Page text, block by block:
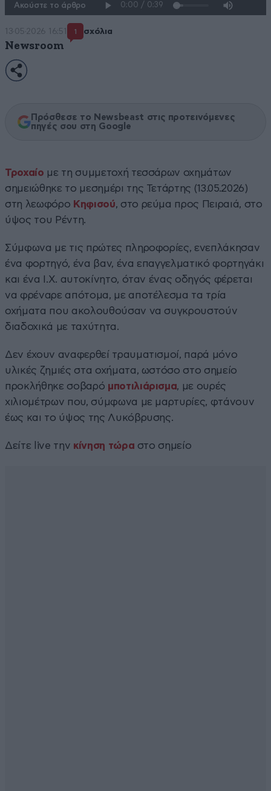
Ακούστε το άρθρο
13·05·2026 16:51 1 σχόλια
Newsroom
Πρόσθεσε το Newsbeast στις προτεινόμενες
πηγές σου στη Google
Τροχαίο με τη συμμετοχή τεσσάρων οχημάτων
σημειώθηκε το μεσημέρι της Τετάρτης (13.05.2026)
στη λεωφόρο Κηφισού, στο ρεύμα προς Πειραιά, στο
ύψος του Ρέντη.
Σύμφωνα με τις πρώτες πληροφορίες, ενεπλάκησαν
ένα φορτηγό, ένα βαν, ένα επαγγελματικό φορτηγάκι
και ένα Ι.Χ. αυτοκίνητο, όταν ένας οδηγός φέρεται
να φρέναρε απότομα, με αποτέλεσμα τα τρία
οχήματα που ακολουθούσαν να συγκρουστούν
διαδοχικά με ταχύτητα.
Δεν έχουν αναφερθεί τραυματισμοί, παρά μόνο
υλικές ζημιές στα οχήματα, ωστόσο στο σημείο
προκλήθηκε σοβαρό μποτιλιάρισμα, με ουρές
χιλιομέτρων που, σύμφωνα με μαρτυρίες, φτάνουν
έως και το ύψος της Λυκόβρυσης.
Δείτε live την κίνηση τώρα στο σημείο